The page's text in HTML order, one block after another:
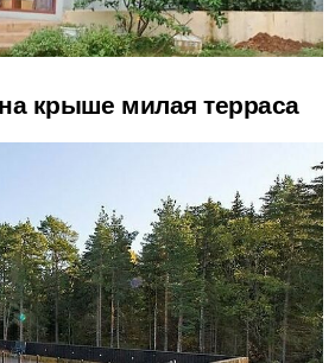
крыше милая терраса